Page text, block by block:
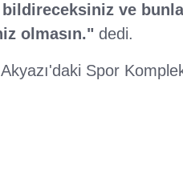
ve
olmasın."dedi.
Spor